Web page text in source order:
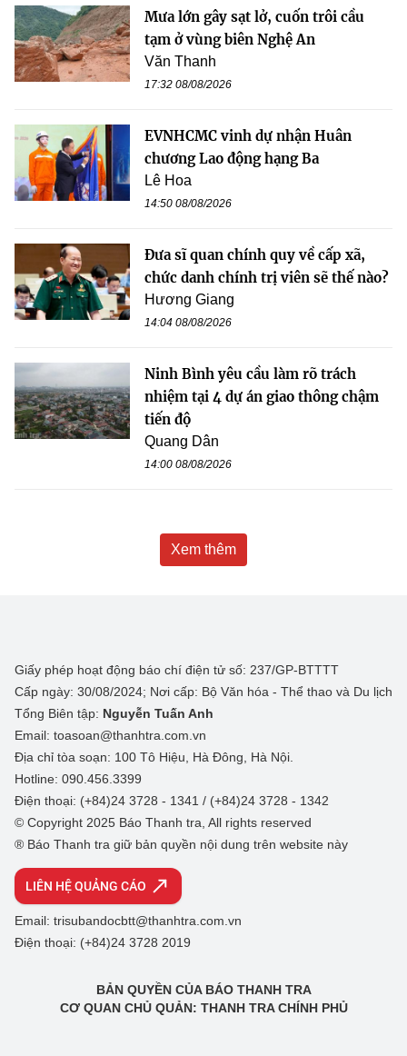
Mưa lớn gây sạt lở, cuốn trôi cầu
tạm ở vùng biên Nghệ An
Văn Thanh
17:32 08/08/2026
EVNHCMC vinh dự nhận Huân
chương Lao động hạng Ba
Lê Hoa
14:50 08/08/2026
Đưa sĩ quan chính quy về cấp xã,
chức danh chính trị viên sẽ thế nào?
Hương Giang
14:04 08/08/2026
Ninh Bình yêu cầu làm rõ trách
nhiệm tại 4 dự án giao thông chậm
tiến độ
Quang Dân
14:00 08/08/2026
Xem thêm
Giấy phép hoạt động báo chí điện tử số: 237/GP-BTTTT
Cấp ngày: 30/08/2024; Nơi cấp: Bộ Văn hóa - Thể thao và Du lịch
Tổng Biên tập: Nguyễn Tuấn Anh
Email: toasoan@thanhtra.com.vn
Địa chỉ tòa soạn: 100 Tô Hiệu, Hà Đông, Hà Nội.
Hotline: 090.456.3399
Điện thoại: (+84)24 3728 - 1341 / (+84)24 3728 - 1342
© Copyright 2025 Báo Thanh tra, All rights reserved
® Báo Thanh tra giữ bản quyền nội dung trên website này
LIÊN HỆ QUẢNG CÁO
Email: trisubandocbtt@thanhtra.com.vn
Điện thoại: (+84)24 3728 2019
BẢN QUYỀN CỦA BÁO THANH TRA
CƠ QUAN CHỦ QUẢN: THANH TRA CHÍNH PHỦ